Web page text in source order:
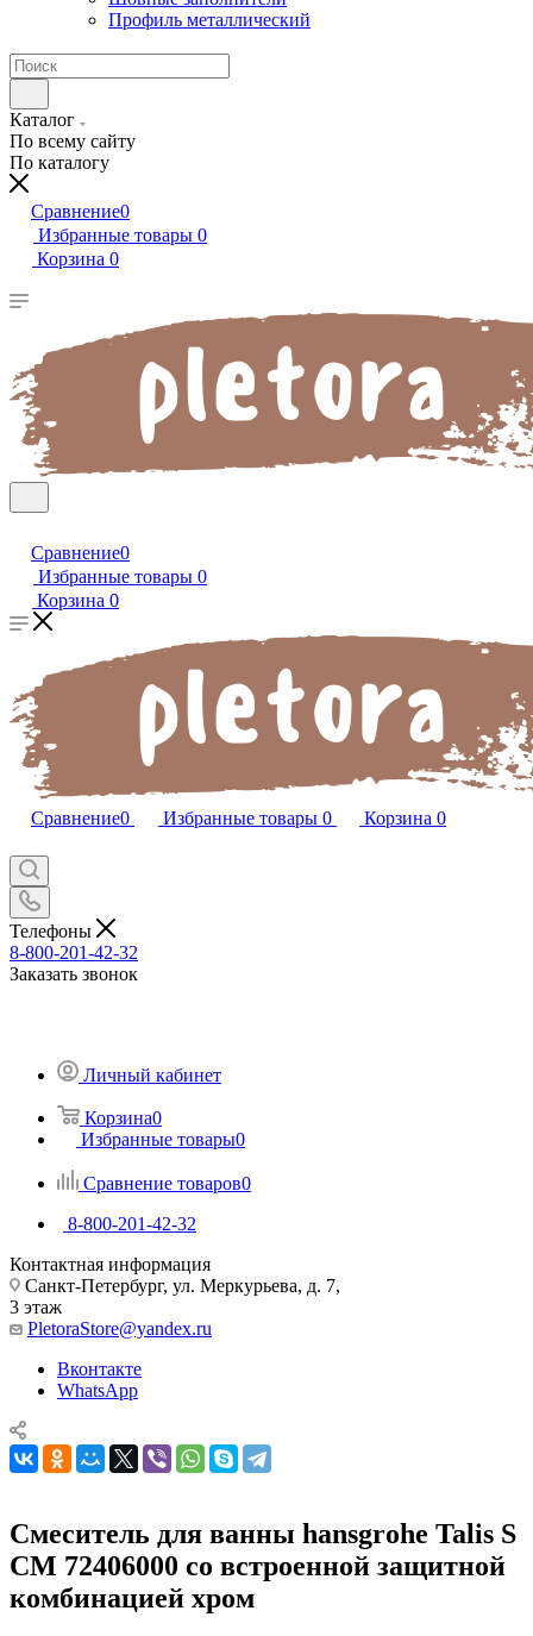
Профиль металлический
Каталог
По всему сайту
По каталогу
Сравнение0
Избранные товары 0
Корзина 0
Сравнение0
Избранные товары 0
Корзина 0
Сравнение0 Избранные товары 0 Корзина 0
Телефоны
8-800-201-42-32
Заказать звонок
Личный кабинет
Корзина0
Избранные товары0
Сравнение товаров0
8-800-201-42-32
Контактная информация
Санкт-Петербург, ул. Меркурьева, д. 7,
3 этаж
PletoraStore@yandex.ru
Вконтакте
WhatsApp
Смеситель для ванны hansgrohe Talis S
СМ 72406000 со встроенной защитной
комбинацией хром